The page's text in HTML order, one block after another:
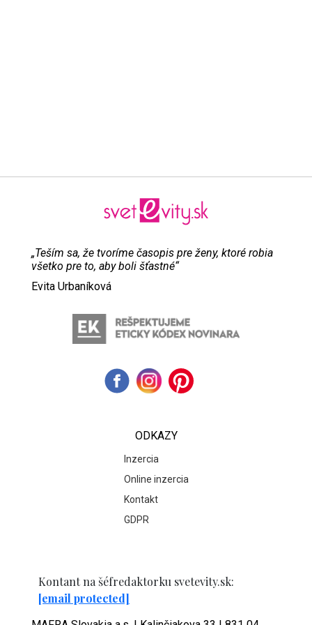
„Teším sa, že tvoríme časopis pre ženy, ktoré robia
všetko pre to, aby boli šťastné“
Evita Urbaníková
ODKAZY
Inzercia
Online inzercia
Kontakt
GDPR
Kontant na šéfredaktorku svetevity.sk:
[email protected]